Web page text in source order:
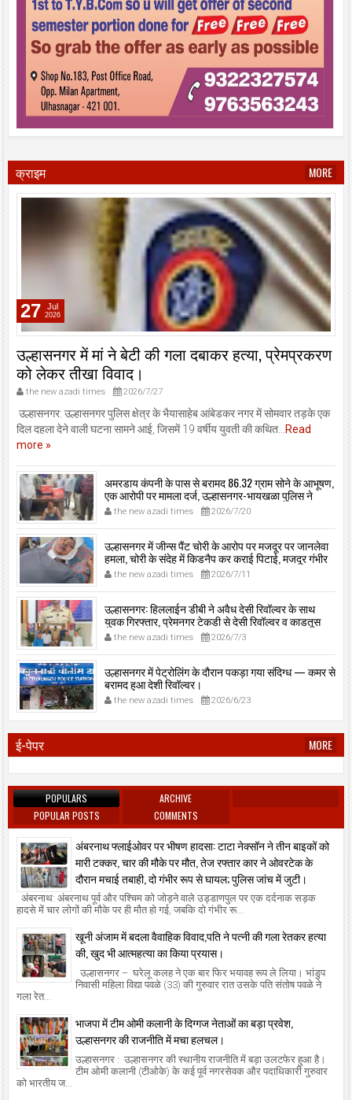
क्राइम MORE
27 Jul
2026
उल्हासनगर में मां ने बेटी की गला दबाकर हत्या, प्रेमप्रकरण
को लेकर तीखा विवाद।
the new azadi times 2026/7/27
उल्हासनगर: उल्हासनगर पुलिस क्षेत्र के भैयासाहेब आंबेडकर नगर में सोमवार तड़के एक
दिल दहला देने वाली घटना सामने आई, जिसमें 19 वर्षीय युवती की कथित...
Read
more »
अमरडाय कंपनी के पास से बरामद 86.32 ग्राम सोने के आभूषण,
एक आरोपी पर मामला दर्ज, उल्हासनगर-भायखळा पुलिस ने
घरफोड़ियों के संबंध में एक आरोपी से महत्वपूर्ण पूछताछ के बाद
आरोपी के साथी के ठिकाने से 10,90,261 रुपये मूल्य के सोने के
आभूषण बरामद किए।
the new azadi times 2026/7/20
उल्हासनगर में जीन्स पैंट चोरी के आरोप पर मजदूर पर जानलेवा
हमला, चोरी के संदेह में किडनैप कर कराई पिटाई, मजदूर गंभीर
रूप से जख्मी।
the new azadi times 2026/7/11
उल्हासनगर: हिललाईन डीबी ने अवैध देसी रिवॉल्वर के साथ
युवक गिरफ्तार, प्रेमनगर टेकडी से देसी रिवॉल्वर व काडतूस
जप्त, इलीगल हथियार साथ पकड़ा गया युवक एक दिन की
पोलीस कोठडी में।
the new azadi times 2026/7/3
उल्हासनगर में पेट्रोलिंग के दौरान पकड़ा गया संदिग्ध — कमर से
बरामद हुआ देशी रिवॉल्वर।
the new azadi times 2026/6/23
ई-पेपर MORE
POPULARS
ARCHIVE
POPULAR POSTS
COMMENTS
अंबरनाथ फ्लाईओवर पर भीषण हादसा: टाटा नेक्सॉन ने तीन बाइकों को
मारी टक्कर, चार की मौके पर मौत, तेज रफ्तार कार ने ओवरटेक के
दौरान मचाई तबाही, दो गंभीर रूप से घायल; पुलिस जांच में जुटी।
अंबरनाथ: अंबरनाथ पूर्व और पश्चिम को जोड़ने वाले उड्डाणपुल पर एक दर्दनाक सड़क
हादसे में चार लोगों की मौके पर ही मौत हो गई, जबकि दो गंभीर रू...
खूनी अंजाम में बदला वैवाहिक विवाद,पति ने पत्नी की गला रेतकर हत्या
की, खुद भी आत्महत्या का किया प्रयास।
उल्हासनगर – घरेलू कलह ने एक बार फिर भयावह रूप ले लिया। भांडुप
निवासी महिला विद्या पवळे (33) की गुरुवार रात उसके पति संतोष पवळे ने
गला रेत...
भाजपा में टीम ओमी कलानी के दिग्गज नेताओं का बड़ा प्रवेश,
उल्हासनगर की राजनीति में मचा हलचल।
उल्हासनगर : उल्हासनगर की स्थानीय राजनीति में बड़ा उलटफेर हुआ है।
टीम ओमी कलानी (टीओके) के कई पूर्व नगरसेवक और पदाधिकारी गुरुवार
को भारतीय ज...